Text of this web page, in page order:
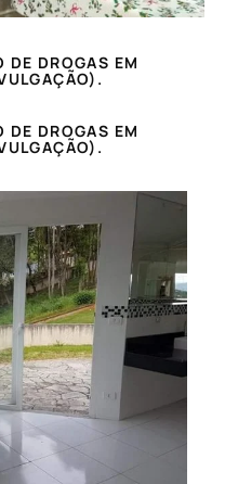
DROGAS EM
DROGAS EM